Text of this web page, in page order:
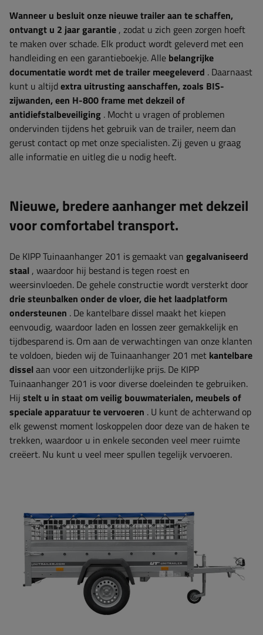
Wanneer u besluit onze nieuwe trailer aan te schaffen,
ontvangt u 2 jaar garantie , zodat u zich geen zorgen hoeft
te maken over schade. Elk product wordt geleverd met een
handleiding en een garantieboekje. Alle belangrijke
documentatie wordt met de trailer meegeleverd . Daarnaast
kunt u altijdextra uitrusting aanschaffen, zoals BIS-
zijwanden, een H-800 frame met dekzeil of
antidiefstalbeveiliging . Mocht u vragen of problemen
ondervinden tijdens het gebruik van de trailer, neem dan
gerust contact op met onze specialisten. Zij geven u graag
alle informatie en uitleg die u nodig heeft.
Nieuwe, bredere aanhanger met dekzeil
voor comfortabel transport.
De KIPP Tuinaanhanger 201 is gemaakt van gegalvaniseerd
staal , waardoor hij bestand is tegen roest en
weersinvloeden. De gehele constructie wordt versterkt door
drie steunbalken onder de vloer, die het laadplatform
ondersteunen . De kantelbare dissel maakt het kiepen
eenvoudig, waardoor laden en lossen zeer gemakkelijk en
tijdbesparend is. Om aan de verwachtingen van onze klanten
te voldoen, bieden wij de Tuinaanhanger 201 met kantelbare
disselaan voor een uitzonderlijke prijs. De KIPP
Tuinaanhanger 201 is voor diverse doeleinden te gebruiken.
Hij stelt u in staat om veilig bouwmaterialen, meubels of
speciale apparatuur te vervoeren . U kunt de achterwand op
elk gewenst moment loskoppelen door deze van de haken te
trekken, waardoor u in enkele seconden veel meer ruimte
creëert. Nu kunt u veel meer spullen tegelijk vervoeren.